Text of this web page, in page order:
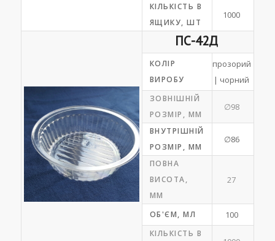
КІЛЬКІСТЬ В
ЯЩИКУ, ШТ
1000
ПС-42Д
КОЛІР
ВИРОБУ
прозорий
| чорний
ЗОВНІШНІЙ
РОЗМІР, ММ
∅98
ВНУТРІШНІЙ
РОЗМІР, ММ
∅86
ПОВНА
ВИСОТА,
ММ
27
ОБ'ЄМ, МЛ 100
КІЛЬКІСТЬ В